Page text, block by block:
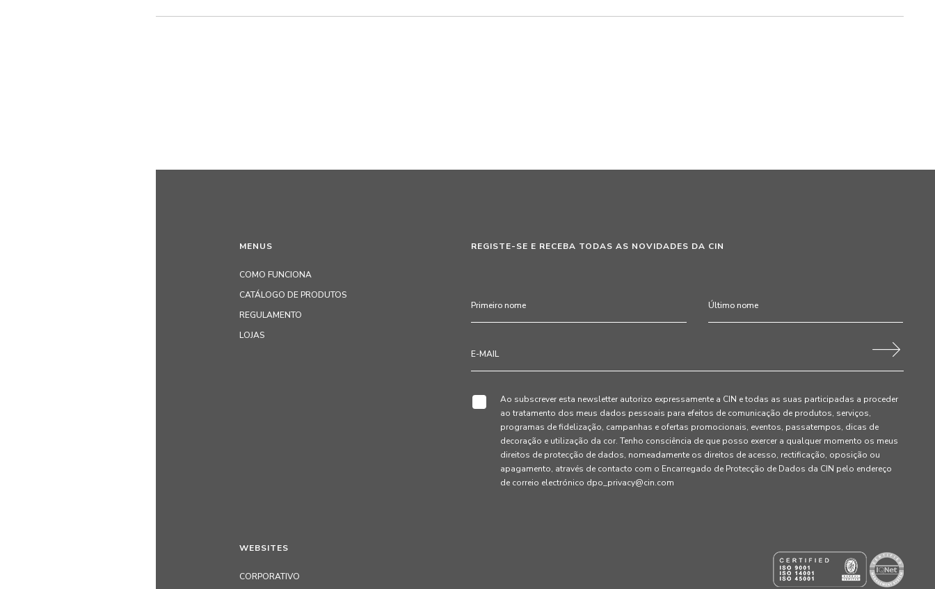
MENUS
COMO FUNCIONA
CATÁLOGO DE PRODUTOS
REGULAMENTO
LOJAS
REGISTE-SE E RECEBA TODAS AS NOVIDADES DA CIN
Ao subscrever esta newsletter autorizo expressamente a CIN e todas as suas participadas a proceder
ao tratamento dos meus dados pessoais para efeitos de comunicação de produtos, serviços,
programas de fidelização, campanhas e ofertas promocionais, eventos, passatempos, dicas de
decoração e utilização da cor. Tenho consciência de que posso exercer a qualquer momento os meus
direitos de protecção de dados, nomeadamente os direitos de acesso, rectificação, oposição ou
apagamento, através de contacto com o Encarregado de Protecção de Dados da CIN pelo endereço
de correio electrónico dpo_privacy@cin.com
WEBSITES
CORPORATIVO